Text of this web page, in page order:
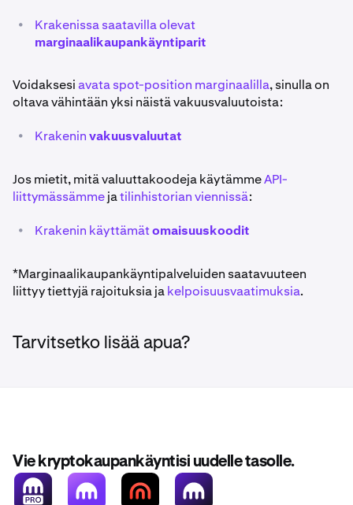
•
Krakenissa saatavilla olevat
marginaalikaupankäyntiparit
Voidaksesiavata spot-position marginaalilla, sinulla on
oltava vähintään yksi näistä vakuusvaluutoista:
• Krakeninvakuusvaluutat
Jos mietit, mitä valuuttakoodeja käytämmeAPI-
liittymässämmejatilinhistorian viennissä:
• Krakenin käyttämätomaisuuskoodit
*Marginaalikaupankäyntipalveluiden saatavuuteen
liittyy tiettyjä rajoituksia jakelpoisuusvaatimuksia.
Tarvitsetko lisää apua?
Vie kryptokaupankäyntisi uudelle tasolle.